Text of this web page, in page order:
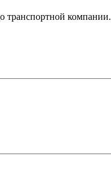
транспортной